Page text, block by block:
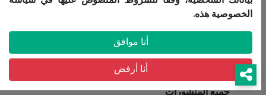
المجلس
الرئيس
جميع المنشورات
الخصوصية هذه.
أنا موافق
أنا أرفض